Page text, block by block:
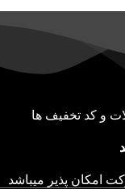
و کد تخفیف ها